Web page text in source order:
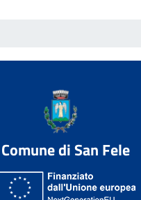
Comune di San Fele